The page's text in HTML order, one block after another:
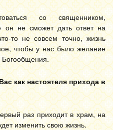
со священником,
он не сможет дать ответ на
то не совсем точно, жизнь
чтобы у нас было желание
Богообщения.
как настоятеля прихода в
раз приходит в храм, на
изменить свою жизнь.